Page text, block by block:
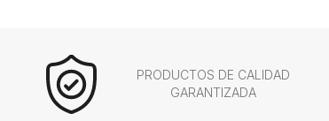
PRODUCTOS DE CALIDAD
GARANTIZADA